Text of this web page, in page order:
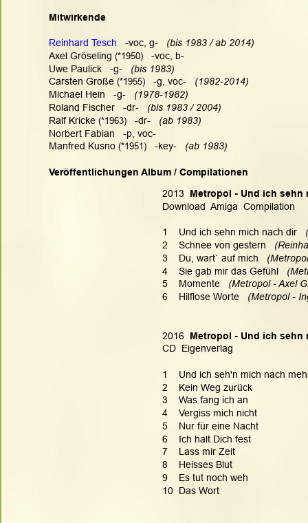
Mitwirkende
Reinhard Tesch
   -voc, g-
(bis 1983 / ab 2014)
Axel Gröseling (*1950)
   -voc, b-
Uwe Paulick   -g- (bis 1983)
Carsten Große (*1955)
   -g, voc-
(1982-2014)
Michael Hein   -g- (1978-1982)
Roland Fischer   -dr- (bis 1983 / 2004)
Ralf Kricke (*1963)
   -dr-
(ab 1983)
Norbert Fabian
-p, voc-
Manfred Kusno (*1951)
   -key-
(ab 1983)
Veröffentlichungen Album / Compilationen
2013 Metropol - Und ich sehn
Download  Amiga  Compilation
1    Und ich sehn mich nach dir
2    Schnee von gestern
3    Du, wart` auf mich
4    Sie gab mir das Gefühl
5    Momente (Metropol - Axel
6    Hilflose Worte (Metropol -
2016
Metropol - Und ich sehn
CD  Eigenverlag
1    Und ich seh'n mich nach
2    Kein Weg zurück
3    Was fang ich an
4    Vergiss mich nicht
5    Nur für eine Nacht
6    Ich halt Dich fest
7    Lass mir Zeit
8    Heisses Blut
9    Es tut noch weh
10  Das Wort